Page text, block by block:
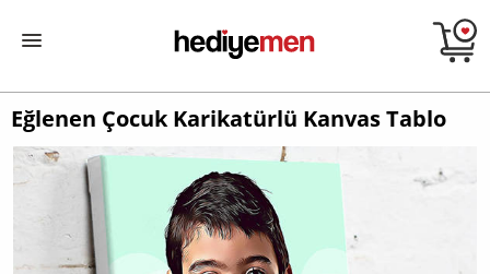
Eğlenen Çocuk Karikatürlü Kanvas Tablo